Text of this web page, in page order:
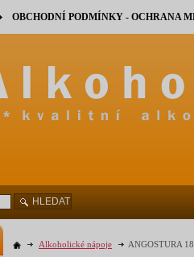
Alkoholické nápoje ANGOSTURA
OBCHODNÍ PODMÍNKY - OCHRANA
HLEDAT